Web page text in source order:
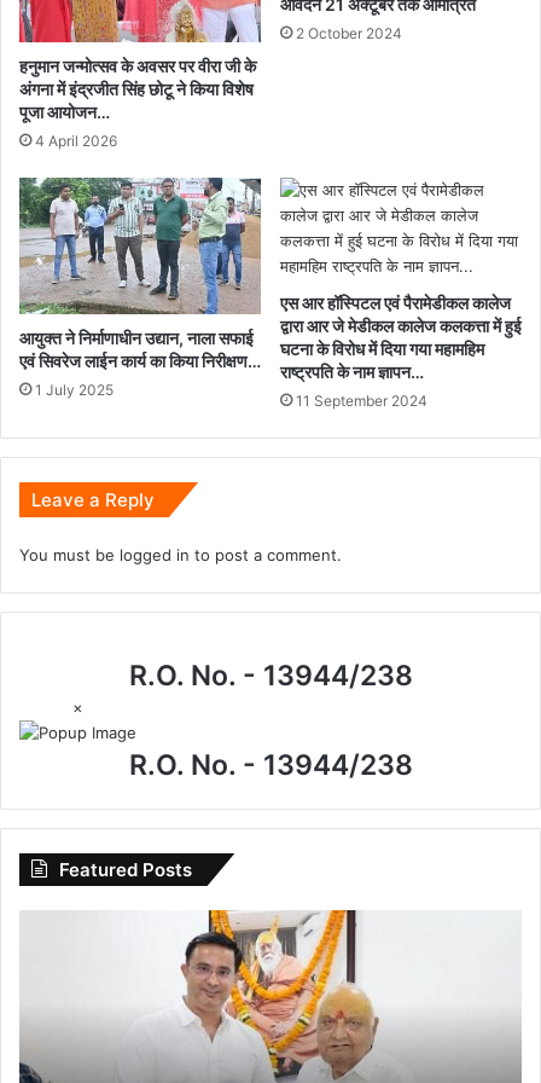
हनुमान जन्मोत्सव के अवसर पर वीरा जी के
अंगना में इंद्रजीत सिंह छोटू ने किया विशेष
पूजा आयोजन…
4 April 2026
2 October 2024
आयुक्त ने निर्माणाधीन उद्यान, नाला सफाई
एवं सिवरेज लाईन कार्य का किया निरीक्षण…
1 July 2025
एस आर हॉस्पिटल एवं पैरामेडीकल कालेज
द्वारा आर जे मेडीकल कालेज कलकत्ता में हुई
घटना के विरोध में दिया गया महामहिम
राष्ट्रपति के नाम ज्ञापन…
11 September 2024
Leave a Reply
You must be logged in to post a comment.
R.O. No. - 13944/238
×
R.O. No. - 13944/238
Featured Posts
मुलाकात,